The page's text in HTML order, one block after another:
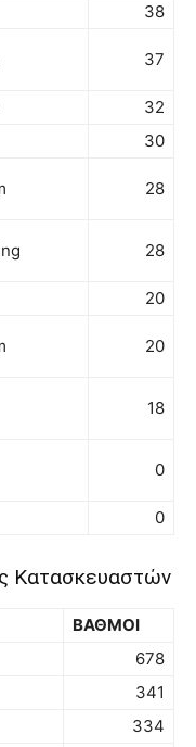
38
37
32
30
28
28
20
20
18
0
0
Κατασκευαστών
ΒΑΘΜΟΙ
678
341
334